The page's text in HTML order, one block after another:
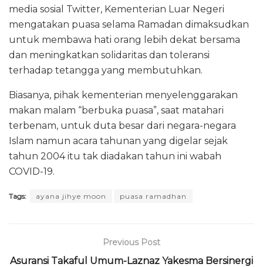
media sosial Twitter, Kementerian Luar Negeri
mengatakan puasa selama Ramadan dimaksudkan
untuk membawa hati orang lebih dekat bersama
dan meningkatkan solidaritas dan toleransi
terhadap tetangga yang membutuhkan.
Biasanya, pihak kementerian menyelenggarakan
makan malam “berbuka puasa”, saat matahari
terbenam, untuk duta besar dari negara-negara
Islam namun acara tahunan yang digelar sejak
tahun 2004 itu tak diadakan tahun ini wabah
COVID-19.
Tags: ayana jihye moon puasa ramadhan
Previous Post
Asuransi Takaful Umum-Laznaz Yakesma Bersinergi